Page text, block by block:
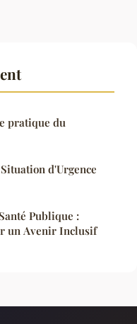
pratique du
d'Urgence
Publique :
un Avenir Inclusif